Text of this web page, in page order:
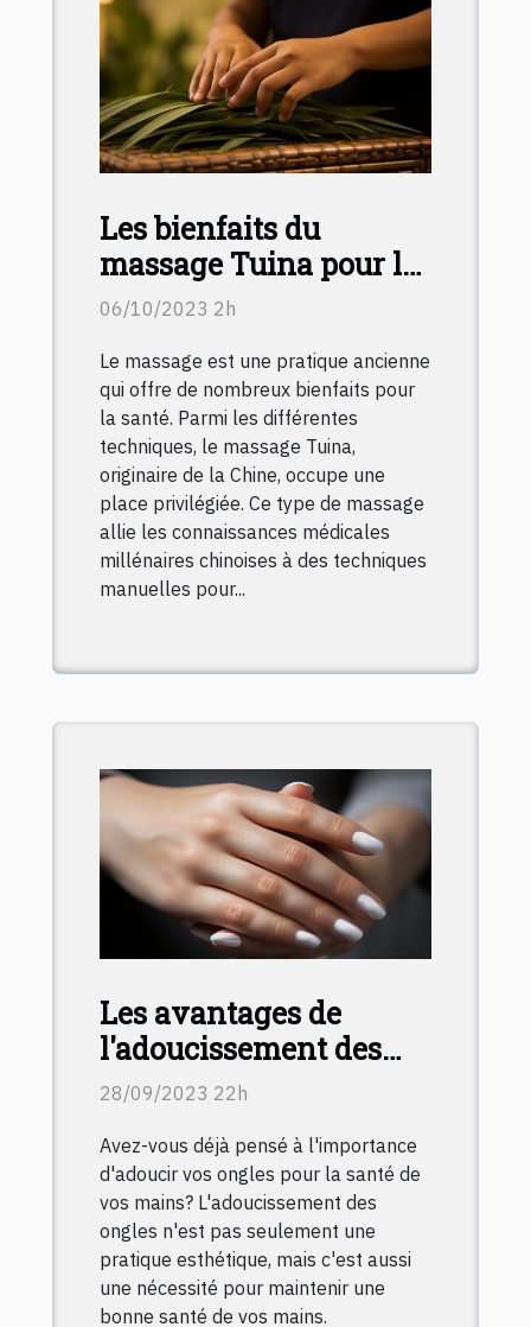
Les bienfaits du
massage Tuina pour la
santé
06/10/2023 2h
Le massage est une pratique ancienne
qui offre de nombreux bienfaits pour
la santé. Parmi les différentes
techniques, le massage Tuina,
originaire de la Chine, occupe une
place privilégiée. Ce type de massage
allie les connaissances médicales
millénaires chinoises à des techniques
manuelles pour...
Les avantages de
l'adoucissement des
ongles pour une
mains
28/09/2023 22h
Avez-vous déjà pensé à l'importance
d'adoucir vos ongles pour la santé de
vos mains? L'adoucissement des
ongles n'est pas seulement une
pratique esthétique, mais c'est aussi
une nécessité pour maintenir une
bonne santé de vos mains.